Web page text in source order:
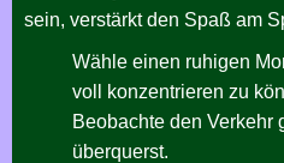
sein, verstärkt den Spaß am
Wähle einen ruhigen
voll konzentrieren zu
Beobachte den Verkehr
überquerst.